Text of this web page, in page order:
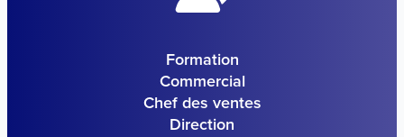
Formation
Commercial
Chef des ventes
Direction